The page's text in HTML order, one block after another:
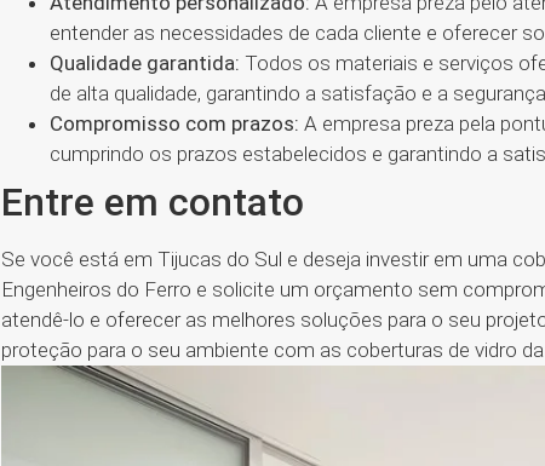
entender as necessidades de cada cliente e oferecer
Qualidade garantida: Todos os materiais e serviços
de alta qualidade, garantindo a satisfação e a
Compromisso com prazos: A empresa preza pela
cumprindo os prazos estabelecidos e garantindo a
Entre em contato
Se você está em Tijucas do Sul e deseja investir em uma
Engenheiros do Ferro e solicite um orçamento sem
atendê-lo e oferecer as melhores soluções para o seu
proteção para o seu ambiente com as coberturas de vidro da